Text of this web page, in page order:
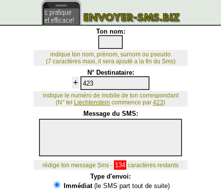
Ton nom:
indique ton nom, prénom, surnom ou pseudo
(7 caractères maxi, il sera ajouté a la fin du Sms)
N° Destinataire:
+
indique le numéro de mobile de ton correspondant
(N° tel
Liechtenstein commence par 423)
Message du SMS:
rédige ton message Sms - 134 caractères restants
Type d'envoi:
Immédiat(le SMS part tout de suite)